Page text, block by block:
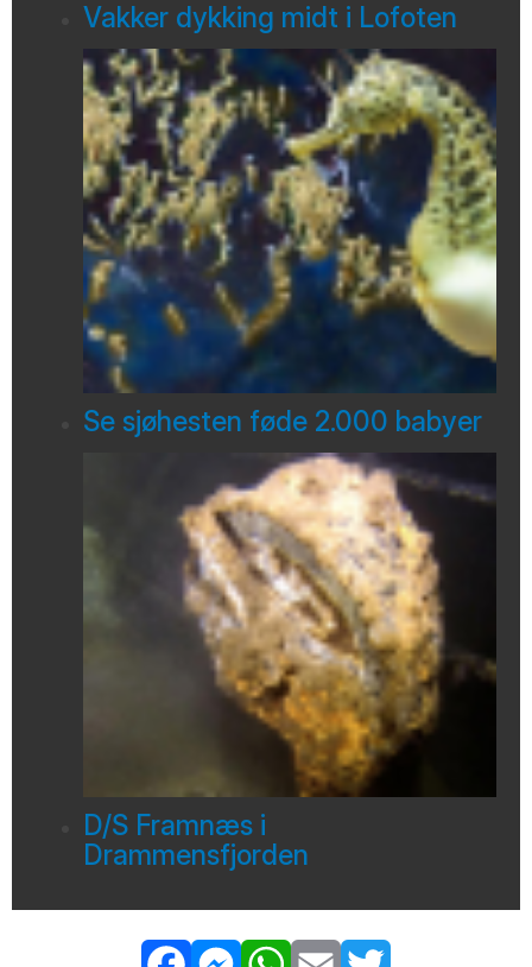
Vakker dykking midt i Lofoten
Se sjøhesten føde 2.000 babyer
D/S Framnæs i
Drammensfjorden